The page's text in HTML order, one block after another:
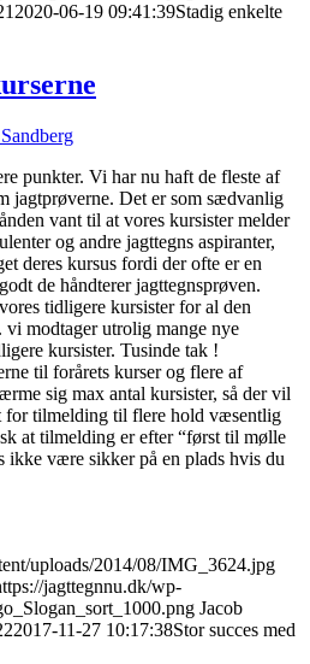
2020-06-19 09:41:39Stadig enkelte
punkter. Vi har nu haft de fleste af
jagtprøverne. Det er som sædvanlig
vant til at vores kursister melder
og andre jagttegns aspiranter,
deres kursus fordi der ofte er en
de håndterer jagttegnsprøven.
tidligere kursister for al den
modtager utrolig mange nye
kursister. Tusinde tak !
til forårets kurser og flere af
sig max antal kursister, så der vil
for tilmelding til flere hold væsentlig
at tilmelding er efter “først til mølle
ikke være sikker på en plads hvis du
uploads/2014/08/IMG_3624.jpg
jagttegnnu.dk/wp-
Jacob
2017-11-27 10:17:38Stor succes med